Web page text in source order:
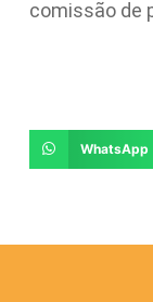
comissão de
WhatsApp